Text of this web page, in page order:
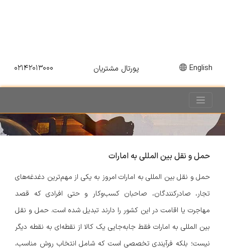
English پورتال مشتریان ۰۲۱۴۲۰۱۳۰۰۰
حمل و نقل بین المللی به امارات
حمل و نقل بین المللی به امارات امروز به یکی از مهم‌ترین دغدغه‌های
تجار، صادرکنندگان، صاحبان کسب‌وکار و حتی افرادی که قصد
مهاجرت یا اقامت در این کشور را دارند تبدیل شده است. حمل و نقل
بین المللی به امارات فقط جابه‌جایی یک کالا از نقطه‌ای به نقطه دیگر
نیست؛ بلکه فرآیندی تخصصی است که شامل انتخاب روش مناسب،